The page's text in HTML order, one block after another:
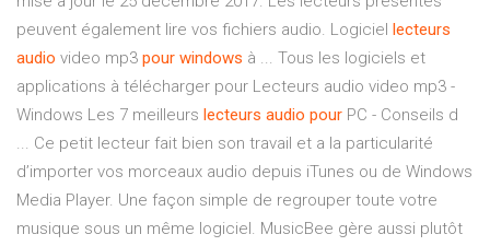
peuvent également lire vos fichiers audio. Logiciel
lecteurs
audio video mp3 pour windows à ... Tous les logiciels et
applications à télécharger pour Lecteurs audio video mp3 -
Windows Les 7 meilleurs lecteurs audio pour PC - Conseils d
... Ce petit lecteur fait bien son travail et a la particularité
d’importer vos morceaux audio depuis iTunes ou de Windows
Media Player. Une façon simple de regrouper toute votre
musique sous un même logiciel. MusicBee gère aussi plutôt